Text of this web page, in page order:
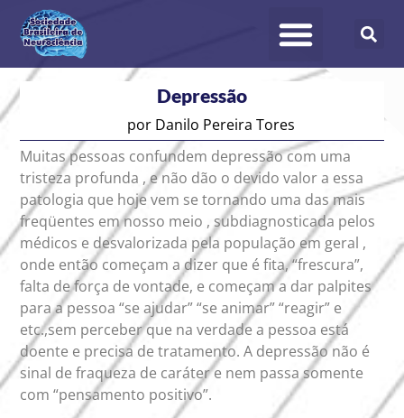
Depressão
por Danilo Pereira Tores
Muitas pessoas confundem depressão com uma
tristeza profunda , e não dão o devido valor a essa
patologia que hoje vem se tornando uma das mais
freqüentes em nosso meio , subdiagnosticada pelos
médicos e desvalorizada pela população em geral ,
onde então começam a dizer que é fita, “frescura”,
falta de força de vontade, e começam a dar palpites
para a pessoa “se ajudar” “se animar” “reagir” e
etc.,sem perceber que na verdade a pessoa está
doente e precisa de tratamento. A depressão não é
sinal de fraqueza de caráter e nem passa somente
com “pensamento positivo”.